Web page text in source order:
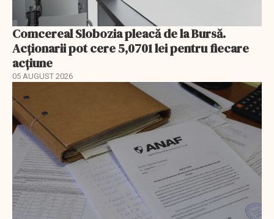
Comcereal Slobozia pleacă de la Bursă.
Acționarii pot cere 5,0701 lei pentru fiecare
acțiune
05 AUGUST 2026